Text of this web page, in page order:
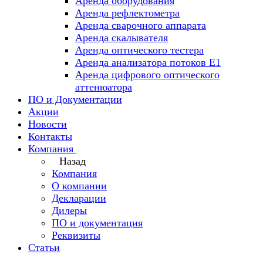
Аренда рефлектометра
Аренда сварочного аппарата
Аренда скалывателя
Аренда оптического тестера
Аренда анализатора потоков Е1
Аренда цифрового оптического
аттенюатора
ПО и Документации
Акции
Новости
Контакты
Компания
Назад
Компания
О компании
Декларации
Дилеры
ПО и документация
Реквизиты
Статьи